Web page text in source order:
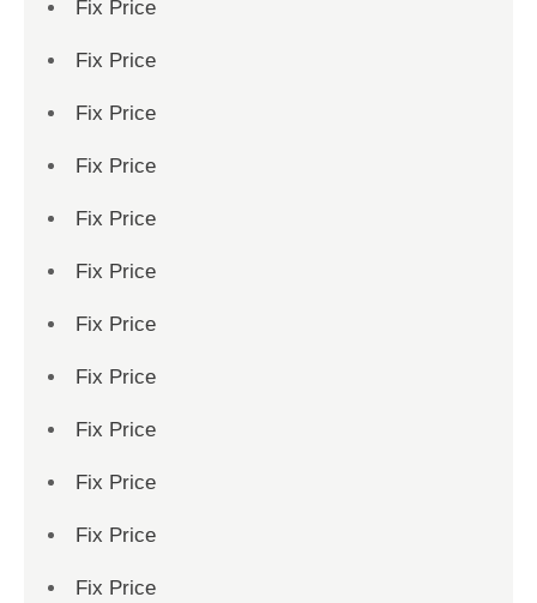
Fix Price
Fix Price
Fix Price
Fix Price
Fix Price
Fix Price
Fix Price
Fix Price
Fix Price
Fix Price
Fix Price
Fix Price